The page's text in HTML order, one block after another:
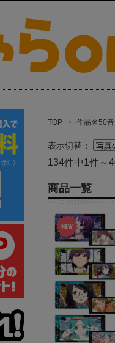
TOP 作品名50
表示切替：
134件中1件～
商品一覧